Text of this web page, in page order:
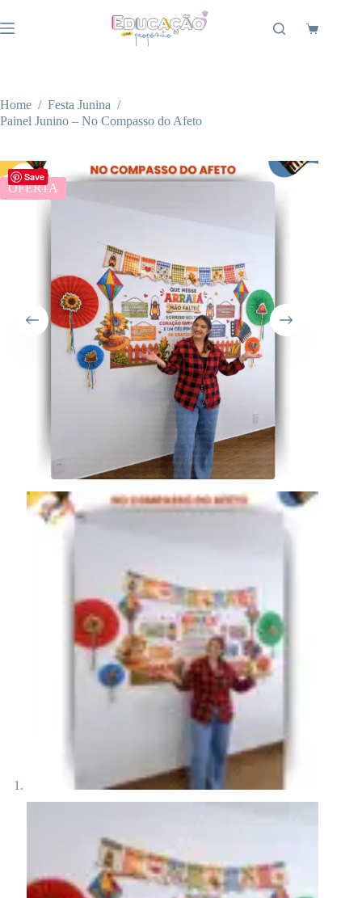
para
o
Carrinho
Home / Festa Junina /
Painel Junino – No Compasso do Afeto
Save
OFERTA